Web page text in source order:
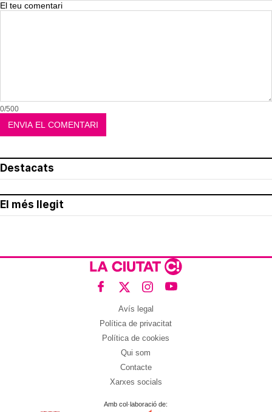
El teu comentari
0/500
Destacats
El més llegit
Avís legal
Política de privacitat
Política de cookies
Qui som
Contacte
Xarxes socials
Amb col·laboració de: